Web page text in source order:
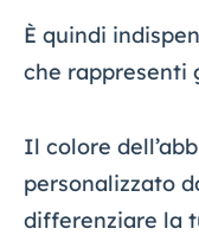
È quindi
che rappresenti
Il colore
personalizzato
differenziare la